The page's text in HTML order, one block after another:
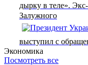
дырку в теле».
Залужного
выступил с
Экономика
Посмотреть все